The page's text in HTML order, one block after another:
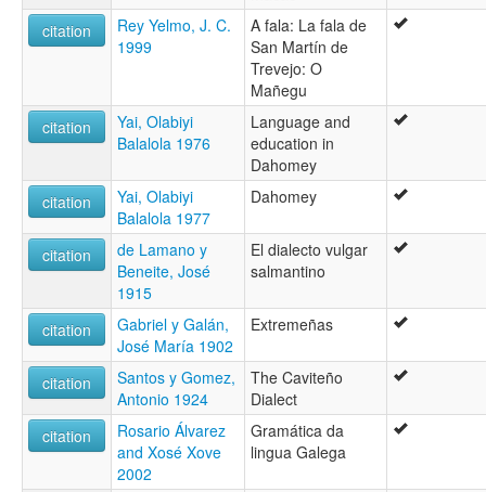
citation
Rey Yelmo, J. C.
1999
A fala: La fala de
San Martín de
Trevejo: O
Mañegu
citation
Yai, Olabiyi
Balalola 1976
Language and
education in
Dahomey
citation
Yai, Olabiyi
Balalola 1977
Dahomey
citation
de Lamano y
Beneite, José
1915
El dialecto vulgar
salmantino
citation
Gabriel y Galán,
José María 1902
Extremeñas
citation
Santos y Gomez,
Antonio 1924
The Caviteño
Dialect
citation
Rosario Álvarez
and Xosé Xove
2002
Gramática da
lingua Galega